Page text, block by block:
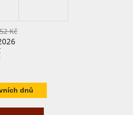
Kč
dnů